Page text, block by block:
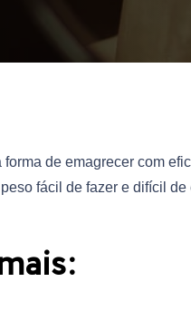
forma de emagrecer com
fácil de fazer e difícil